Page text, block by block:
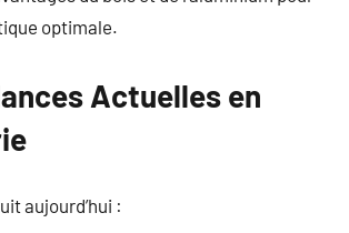
optimale.
Actuelles en
aujourd’hui :